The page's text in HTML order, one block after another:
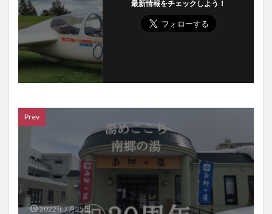
最新情報をチェックしよう！
Prev
2022年7月25日